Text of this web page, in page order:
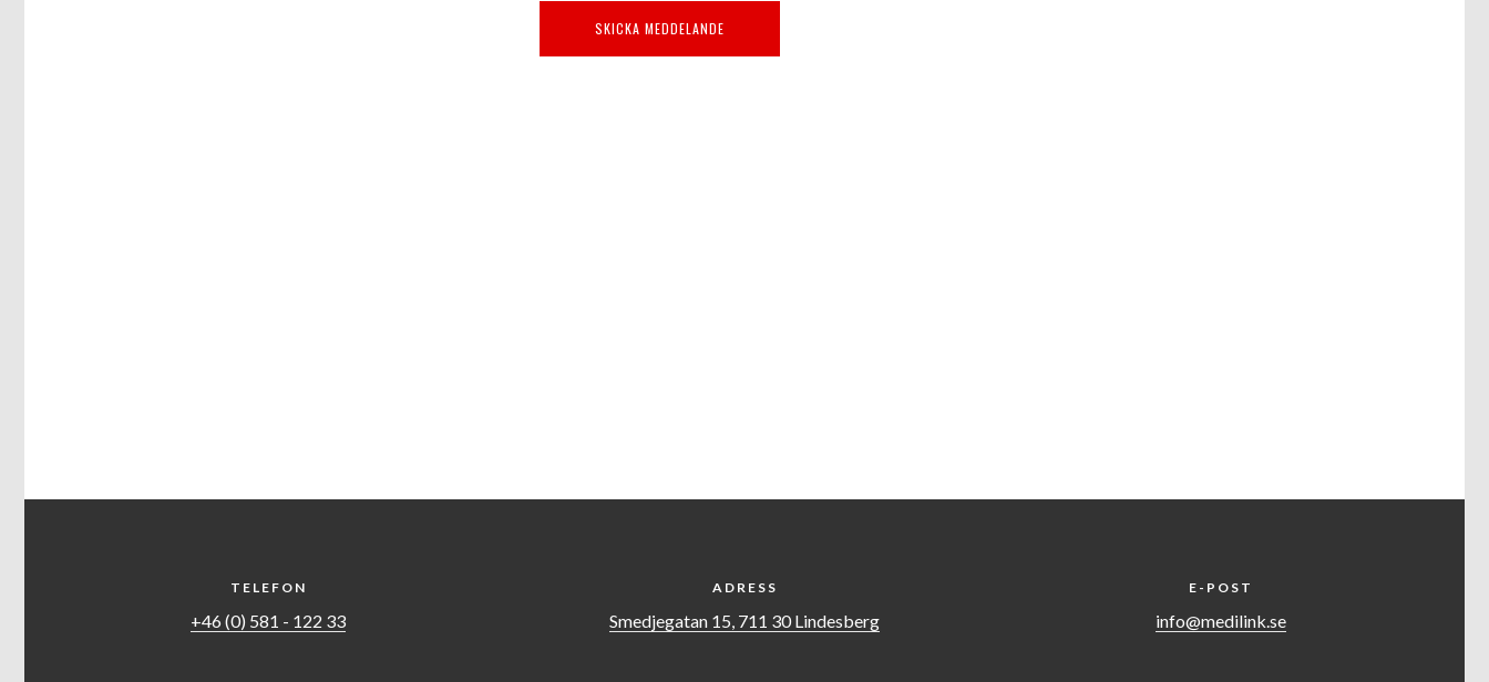
SKICKA MEDDELANDE
TELEFON
+46 (0) 581 - 122 33
ADRESS
Smedjegatan 15, 711 30 Lindesberg
E-POST
info@medilink.se